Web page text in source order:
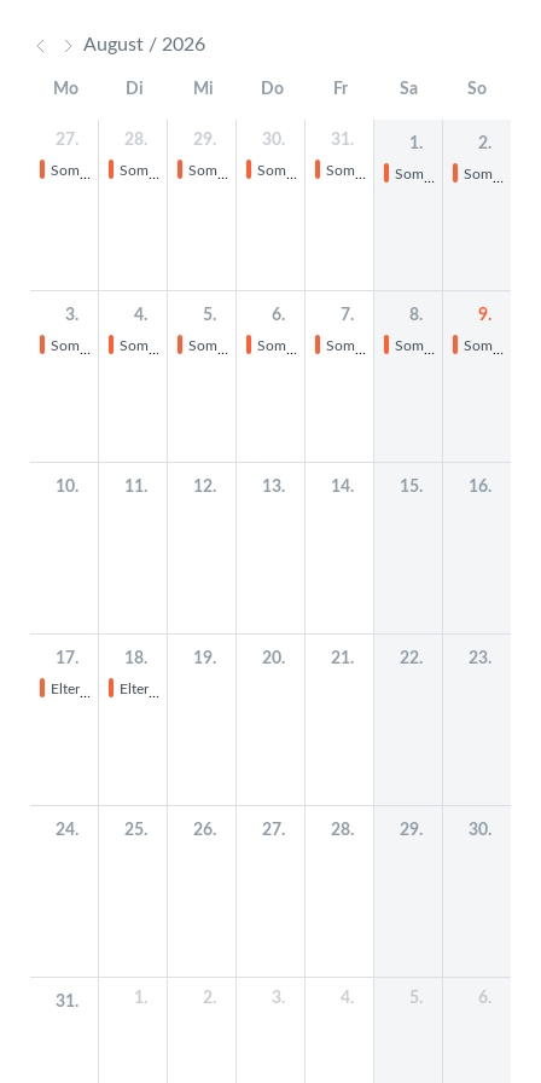
August / 2026
Mo Di Mi Do Fr Sa So
27.
Sommerferien
28.
Sommerferien
29.
Sommerferien
30.
Sommerferien
31.
Sommerferien
1.
Sommerferien
2.
Sommerferien
3.
Sommerferien
4.
Sommerferien
5.
Sommerferien
6.
Sommerferien
7.
Sommerferien
8.
Sommerferien
9.
Sommerferien
10. 11. 12. 13. 14. 15. 16.
17.
Elternabend "Medien" Kl. 5+6
18.
Elternabend "Medien" Kl. 7-10
19. 20. 21. 22. 23.
24. 25. 26. 27. 28. 29. 30.
31. 1. 2. 3. 4. 5. 6.